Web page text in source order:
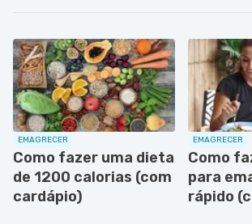
EMAGRECER
Como fazer uma dieta
de 1200 calorias (com
cardápio)
EMAGRECER
Como
para
rápido